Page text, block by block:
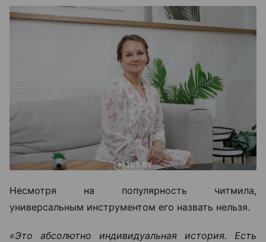
Несмотря на популярность читмила,
универсальным инструментом его назвать нельзя.
«Это абсолютно индивидуальная история. Есть